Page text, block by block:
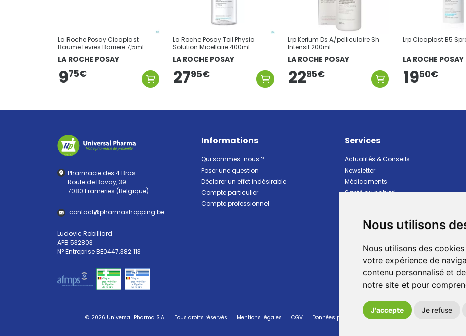
Nous utilisons
Nous utilisons des
votre expérience de
contenu personnalisé et
notre site et pour
J'accepte Je refuse
La Roche Posay Cicaplast
Baume Levres Barriere 7,5ml
LA ROCHE POSAY
975€
La Roche Posay Toil Physio
Solution Micellaire 400ml
LA ROCHE POSAY
2795€
Lrp Kerium Ds A/pelliculaire Sh
Intensif 200ml
LA ROCHE POSAY
2295€
Lrp Cicaplast B5
LA ROCHE POSAY
1950€
Pharmacie des 4 Bras
Route de Bavay, 39
7080 Frameries (Belgique)
contact@pharmashopping.be
Ludovic Robilliard
APB 532803
N° Entreprise BE0447.382.113
Informations
Qui sommes-nous ?
Poser une question
Déclarer un effet indésirable
Compte particulier
Compte professionnel
Services
Actualités & Conseils
Newsletter
Médicaments
Santé au naturel
Bébé et maman
Animaux
Marques
Ventes flash
Pharmacie de garde
© 2026 Universal Pharma S.A. Tous droits réservés Mentions légales CGV Données personnelles Cookies Préférences Cookies